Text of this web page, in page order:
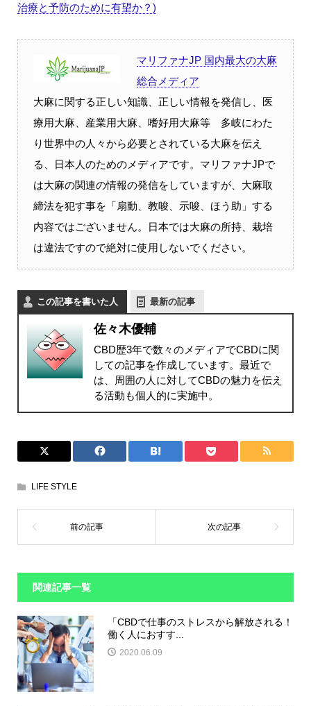
治療と予防のために有望か？)
マリファナJP 国内最大の大麻
総合メディア
大麻に関する正しい知識、正しい情報を発信し、医
療用大麻、産業用大麻、嗜好用大麻等 多岐にわた
り世界中の人々から必要とされている大麻を伝え
る、日本人のためのメディアです。マリファナJPで
は大麻の関連の情報の発信をしていますが、大麻取
締法を犯す事を「扇動、教唆、示唆、ほう助」する
内容ではございません。日本では大麻の所持、栽培
は違法ですので絶対に使用しないでください。
この記事を書いた人 最新の記事
佐々木優輔
CBD歴3年で数々のメディアでCBDに関
しての記事を作成しています。最近で
は、周囲の人に対してCBDの魅力を伝え
る活動も個人的に実施中。
LIFE STYLE
関連記事一覧
「CBDで仕事のストレスから解放される！
働く人におすす...
2020.06.09